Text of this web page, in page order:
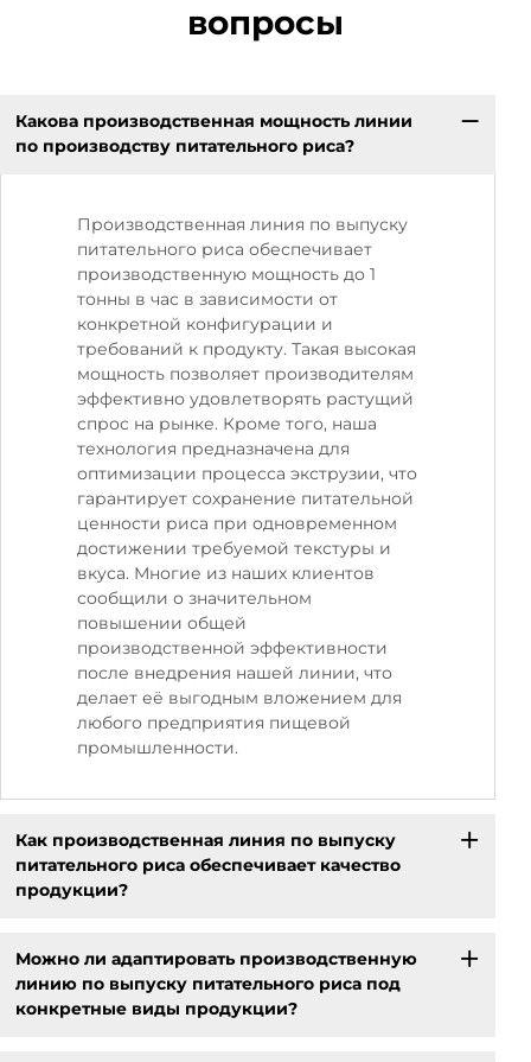
вопросы
Какова производственная мощность линии
по производству питательного риса?
Производственная линия по выпуску
питательного риса обеспечивает
производственную мощность до 1
тонны в час в зависимости от
конкретной конфигурации и
требований к продукту. Такая высокая
мощность позволяет производителям
эффективно удовлетворять растущий
спрос на рынке. Кроме того, наша
технология предназначена для
оптимизации процесса экструзии, что
гарантирует сохранение питательной
ценности риса при одновременном
достижении требуемой текстуры и
вкуса. Многие из наших клиентов
сообщили о значительном
повышении общей
производственной эффективности
после внедрения нашей линии, что
делает её выгодным вложением для
любого предприятия пищевой
промышленности.
Как производственная линия по выпуску
питательного риса обеспечивает качество
продукции?
Можно ли адаптировать производственную
линию по выпуску питательного риса под
конкретные виды продукции?